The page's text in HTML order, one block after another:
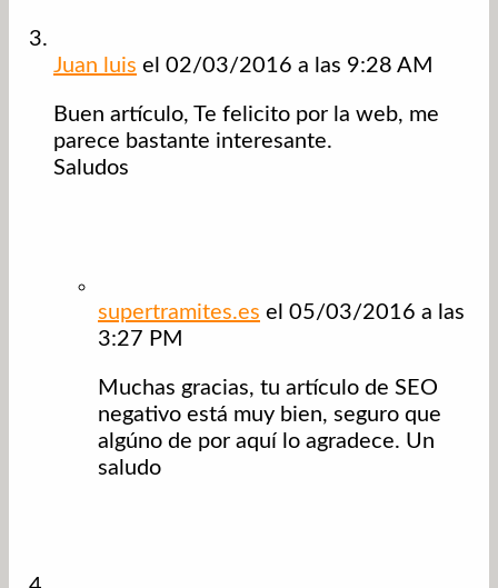
Juan luis el 02/03/2016 a las 9:28 AM
Buen artículo, Te felicito por la web, me
parece bastante interesante.
Saludos
supertramites.es el 05/03/2016 a las
3:27 PM
Muchas gracias, tu artículo de SEO
negativo está muy bien, seguro que
algúno de por aquí lo agradece. Un
saludo